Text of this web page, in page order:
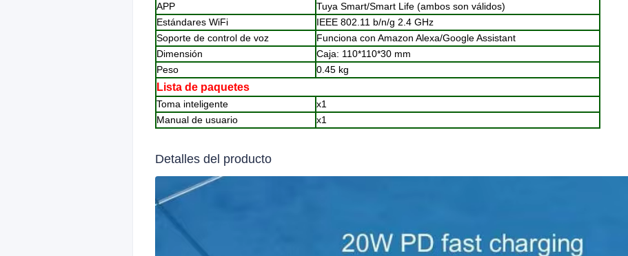
APP
Tuya Smart/Smart Life (ambos son válidos)
Estándares WiFi
IEEE 802.11 b/n/g 2.4 GHz
Soporte de control de voz
Funciona con Amazon Alexa/Google Assistant
Dimensión
Caja: 110*110*30 mm
Peso
0.45 kg
Lista de paquetes
Toma inteligente
x1
Manual de usuario
x1
Detalles del producto